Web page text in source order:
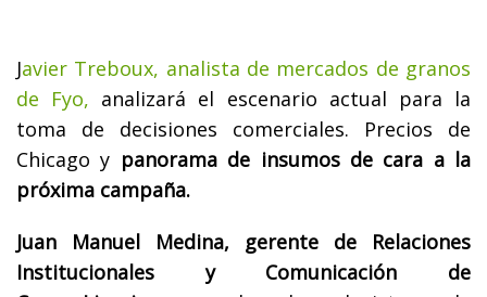
Javier Treboux, analista de mercados de granos
de Fyo, analizará el escenario actual para la
toma de decisiones comerciales. Precios de
Chicago y panorama de insumos de cara a la
próxima campaña.
Juan Manuel Medina, gerente de Relaciones
Institucionales y Comunicación de